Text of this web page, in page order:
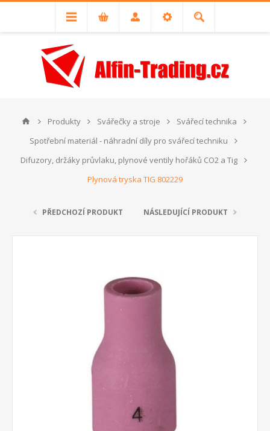
Produkty Svářečky a stroje
Svářecí technika
Spotřební materiál - náhradní díly pro svářecí techniku
Difuzory, držáky průvlaku, plynové ventily hořáků CO2 a Tig
Plynová tryska TIG 802229
PŘEDCHOZÍ PRODUKT NÁSLEDUJÍCÍ PRODUKT